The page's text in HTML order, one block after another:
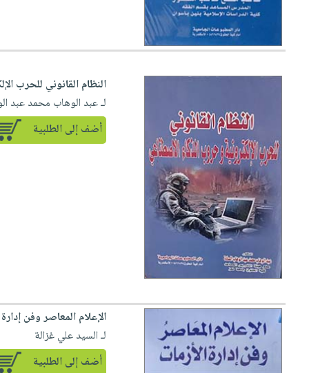
النظام القانوني للحرب
لـ عبد الوهاب محمد عبد
أضف إلى الطلبية
الإعلام المعاصر وفن
لـ السيد علي غزالة
أضف إلى الطلبية